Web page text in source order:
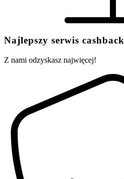
Najlepszy serwis cashback
Z nami odzyskasz najwięcej!